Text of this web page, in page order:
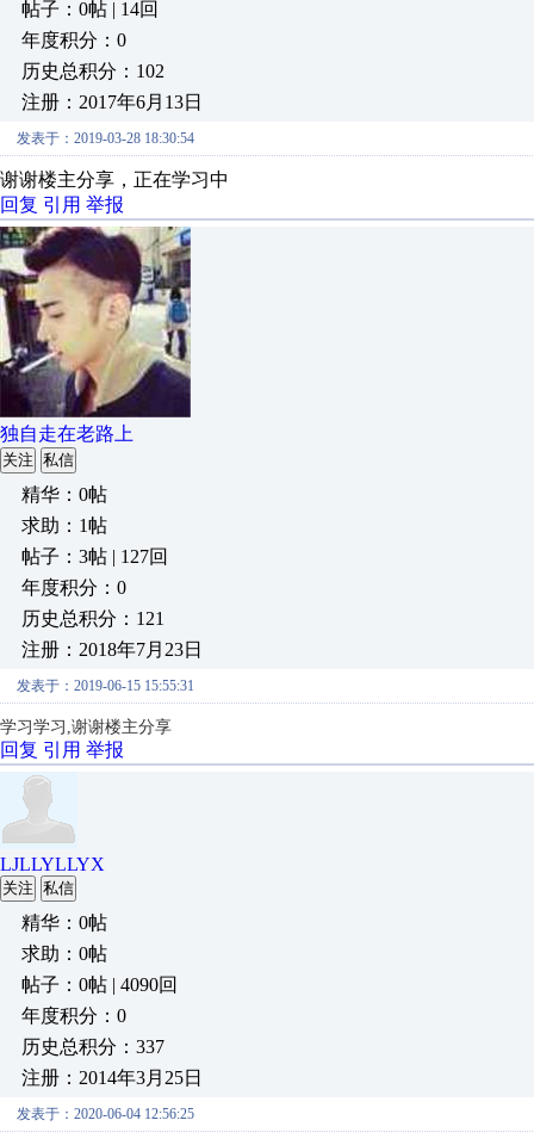
帖子：0帖 | 14回
年度积分：0
历史总积分：102
注册：2017年6月13日
发表于：2019-03-28 18:30:54
谢谢楼主分享，正在学习中
回复 引用 举报
独自走在老路上
关注 私信
精华：0帖
求助：1帖
帖子：3帖 | 127回
年度积分：0
历史总积分：121
注册：2018年7月23日
发表于：2019-06-15 15:55:31
学习学习 ,谢谢楼主分享
回复 引用 举报
LJLLYLLYX
关注 私信
精华：0帖
求助：0帖
帖子：0帖 | 4090回
年度积分：0
历史总积分：337
注册：2014年3月25日
发表于：2020-06-04 12:56:25